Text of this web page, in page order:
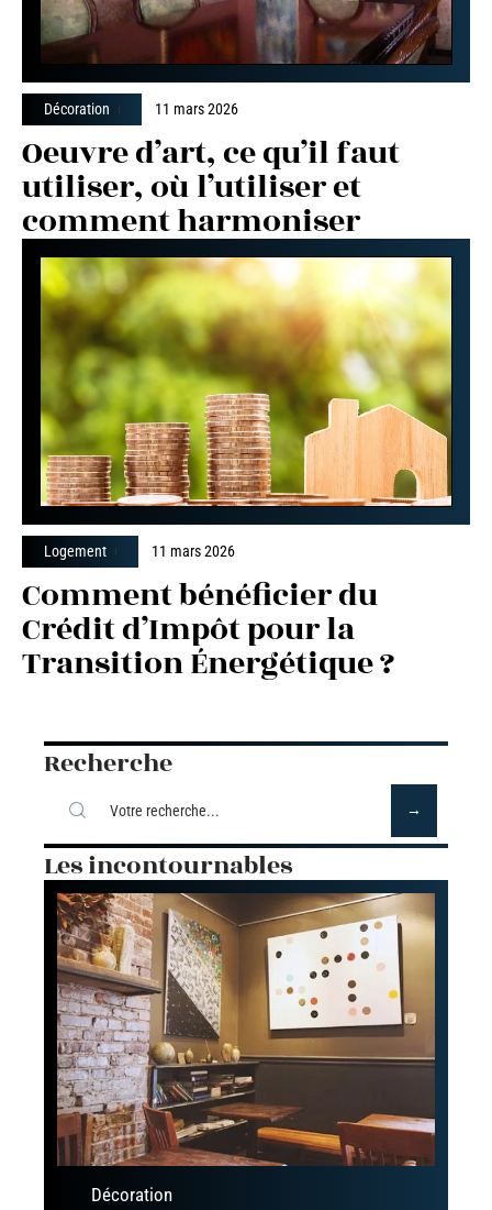
Décoration 11 mars 2026
Oeuvre d’art, ce qu’il faut
utiliser, où l’utiliser et
comment harmoniser
Logement 11 mars 2026
Comment bénéficier du
Crédit d’Impôt pour la
Transition Énergétique ?
Recherche
Les incontournables
Décoration